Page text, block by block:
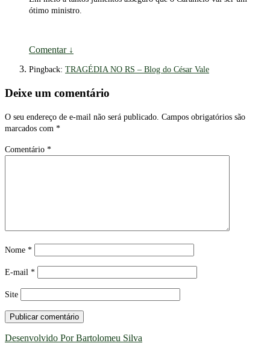
ótimo ministro.
Comentar ↓
Pingback: TRAGÉDIA NO RS – Blog do César Vale
Deixe um comentário
O seu endereço de e-mail não será publicado. Campos obrigatórios são
marcados com *
Comentário *
Nome *
E-mail *
Site
Desenvolvido Por Bartolomeu Silva